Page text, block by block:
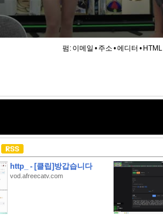
펌: 이메일 • 주소 •에디터 • HTML
http_ - [클립]방갑습니다
vod.afreecatv.com